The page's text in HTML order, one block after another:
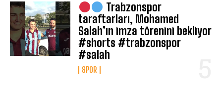
Trabzonspor
taraftarları, Mohamed
Salah’ın imza törenini bekliyor
#shorts #trabzonspor
#salah
SPOR